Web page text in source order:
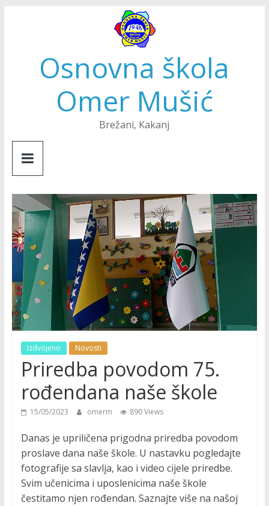
Osnovna škola
Omer Mušić
Brežani, Kakanj
Izdvojeno Novosti
Priredba povodom 75.
rođendana naše škole
15/05/2023 omerm 890 Views
Danas je upriličena prigodna priredba povodom
proslave dana naše škole. U nastavku pogledajte
fotografije sa slavlja, kao i video cijele priredbe.
Svim učenicima i uposlenicima naše škole
čestitamo njen rođendan. Saznajte više na našoj